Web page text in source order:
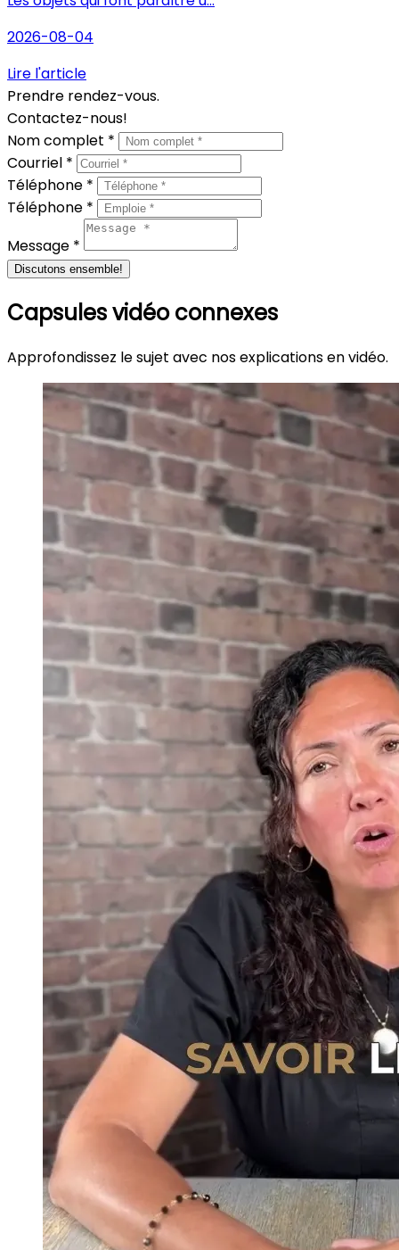
2026-08-04
Lire l'article
Prendre rendez-vous.
Contactez-nous!
Nom complet *
Courriel *
Téléphone *
Téléphone *
Message *
Discutons ensemble!
Capsules vidéo connexes
Approfondissez le sujet avec nos explications en vidéo.